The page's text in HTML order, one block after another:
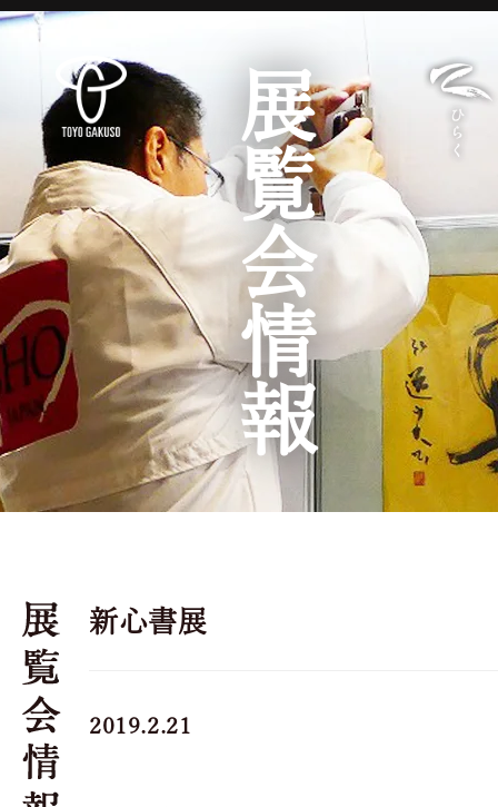
展覧会情報
新心書展
2019.2.21